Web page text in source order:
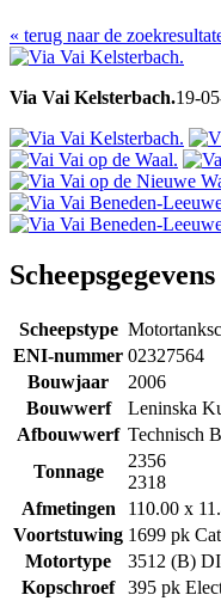
« terug naar de
Via Vai Kelsterbach.19-
Scheepsgegevens
Scheepstype
ENI-nummer 02327564
Bouwjaar
2006
Bouwwerf
Leninska
Afbouwwerf Technisch
Tonnage
2356
2318
Afmetingen
110.00 x
Voortstuwing 1699 pk
Motortype
3512 (B)
Kopschroef
395 pk